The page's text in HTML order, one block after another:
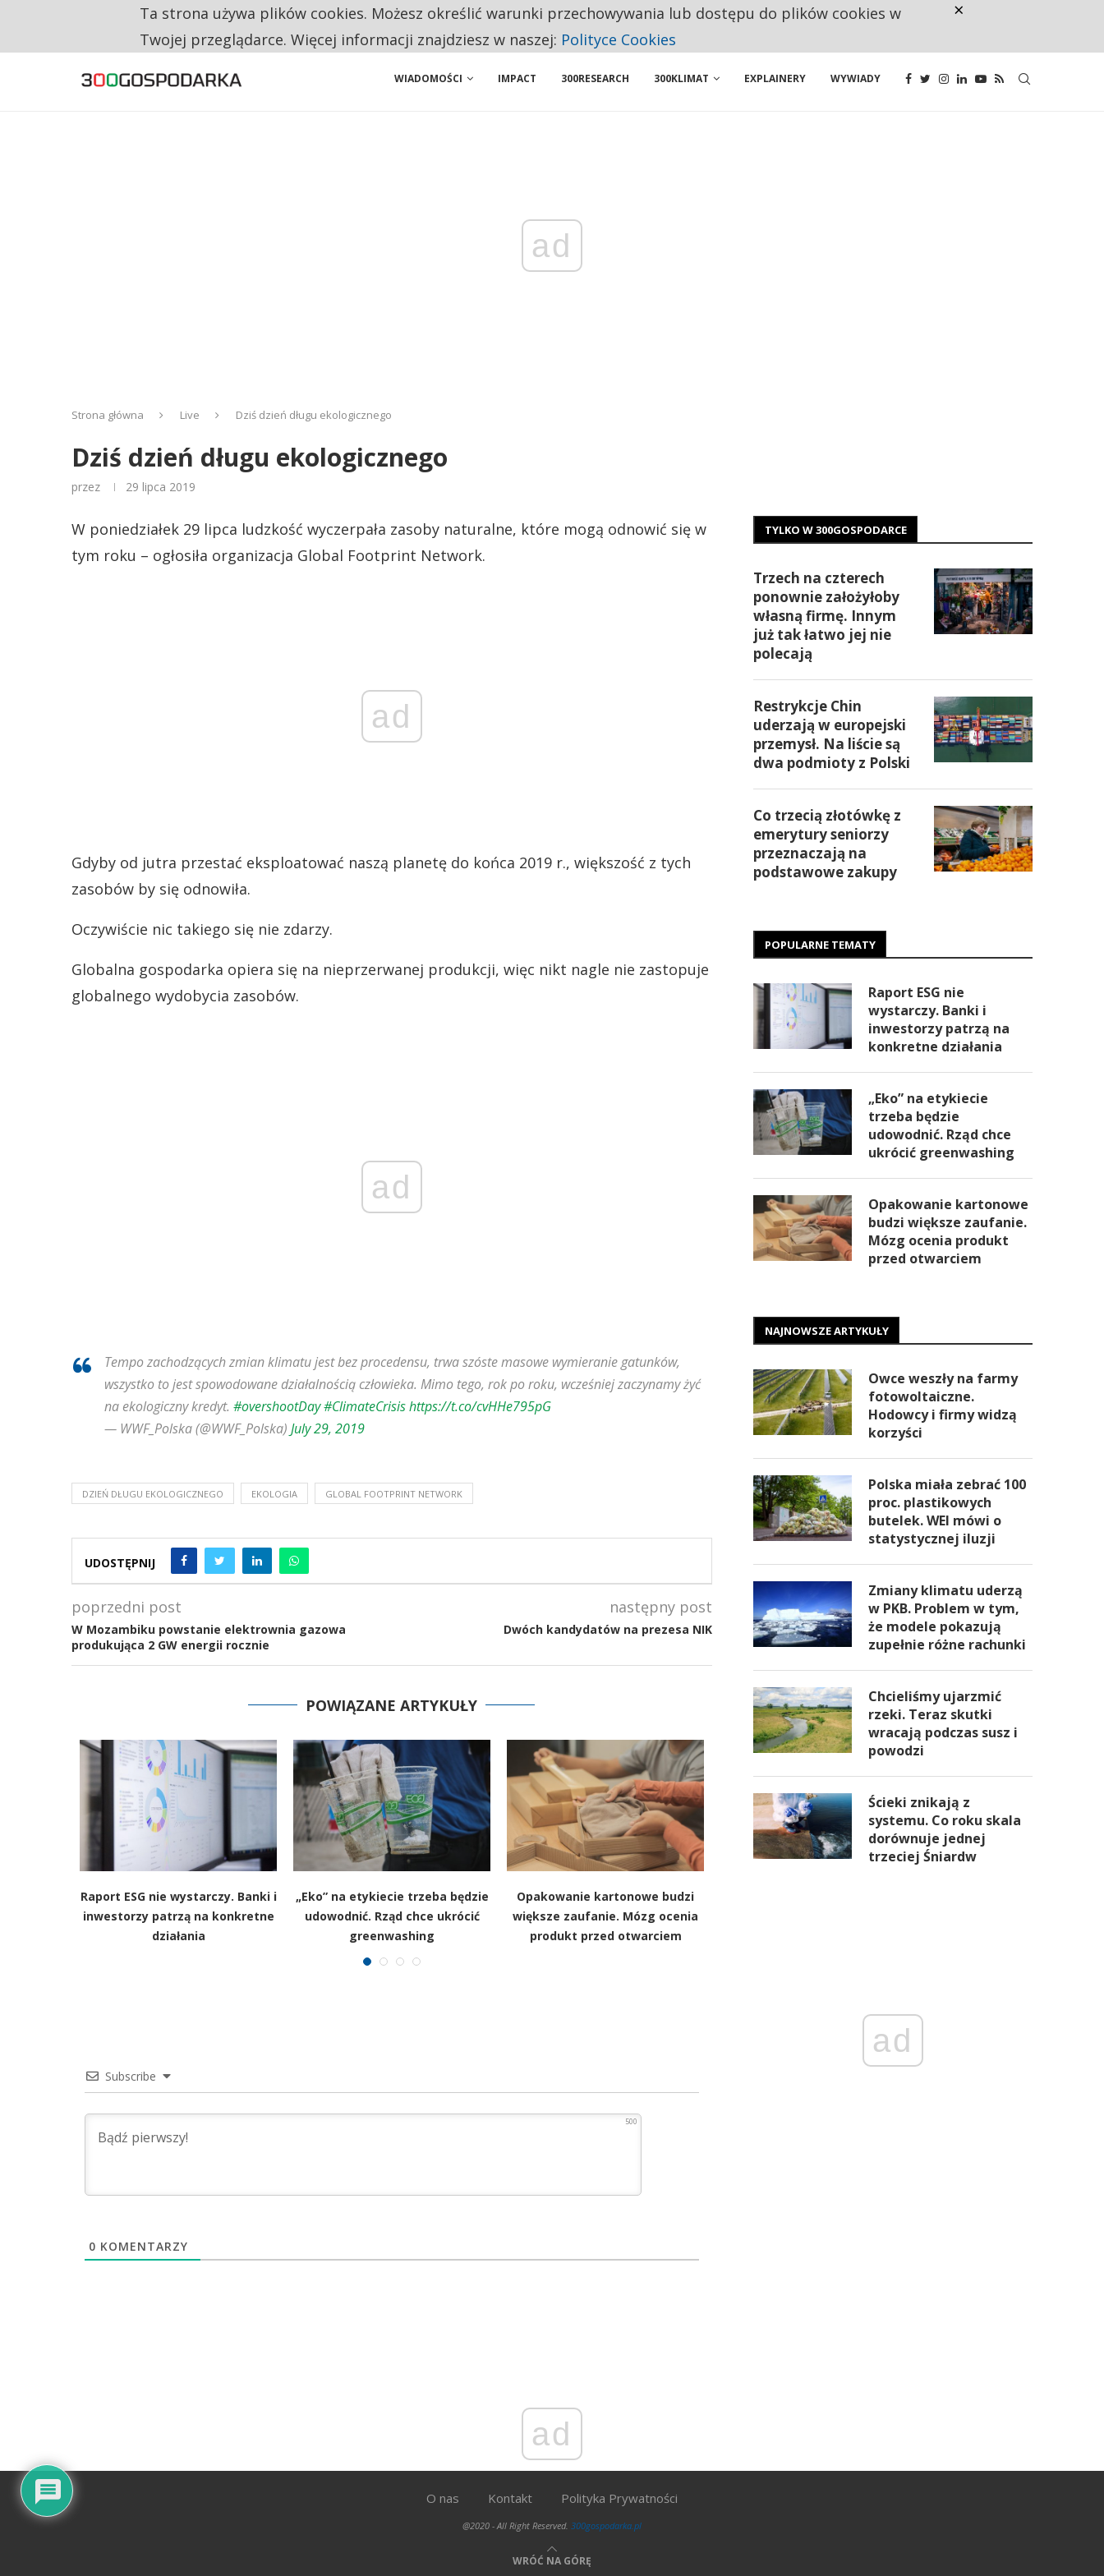
CO TRZECIĄ ZŁOTÓWKĘ Z EMERYTURY SENIORZY PRZEZNACZAJĄ NA PODSTAWOWE ZAKUPY
WIADOMOŚCI IMPACT 300RESEARCH 300KLIMAT EXPLAINERY WYWIADY
ad
Strona główna Live Dziś dzień długu ekologicznego
Dziś dzień długu ekologicznego
przez 29 lipca 2019
W poniedziałek 29 lipca ludzkość wyczerpała zasoby naturalne, które mogą odnowić się w
tym roku – ogłosiła organizacja Global Footprint Network.
ad
Gdyby od jutra przestać eksploatować naszą planetę do końca 2019 r., większość z tych
zasobów by się odnowiła.
Oczywiście nic takiego się nie zdarzy.
Globalna gospodarka opiera się na nieprzerwanej produkcji, więc nikt nagle nie zastopuje
globalnego wydobycia zasobów.
ad
Tempo zachodzących zmian klimatu jest bez procedensu, trwa szóste masowe wymieranie gatunków,
wszystko to jest spowodowane działalnością człowieka. Mimo tego, rok po roku, wcześniej zaczynamy żyć
na ekologiczny kredyt. #overshootDay#ClimateCrisishttps://t.co/cvHHe795pG
— WWF_Polska (@WWF_Polska) July 29, 2019
DZIEŃ DŁUGU EKOLOGICZNEGO EKOLOGIA GLOBAL FOOTPRINT NETWORK
UDOSTĘPNIJ
poprzedni post
W Mozambiku powstanie elektrownia gazowa
produkująca 2 GW energii rocznie
następny post
Dwóch kandydatów na prezesa NIK
POWIĄZANE ARTYKUŁY
Raport ESG nie wystarczy. Banki i
inwestorzy patrzą na konkretne
działania
„Eko” na etykiecie trzeba będzie
udowodnić. Rząd chce ukrócić
greenwashing
Opakowanie kartonowe budzi
większe zaufanie. Mózg ocenia
produkt przed otwarciem
Subscribe
500
0 KOMENTARZY
TYLKO W 300GOSPODARCE
Trzech na czterech
ponownie założyłoby
własną firmę. Innym
już tak łatwo jej nie
polecają
Restrykcje Chin
uderzają w europejski
przemysł. Na liście są
dwa podmioty z Polski
Co trzecią złotówkę z
emerytury seniorzy
przeznaczają na
podstawowe zakupy
POPULARNE TEMATY
Raport ESG nie
wystarczy. Banki i
inwestorzy patrzą na
konkretne działania
„Eko” na etykiecie
trzeba będzie
udowodnić. Rząd chce
ukrócić greenwashing
Opakowanie kartonowe
budzi większe zaufanie.
Mózg ocenia produkt
przed otwarciem
NAJNOWSZE ARTYKUŁY
Owce weszły na farmy
fotowoltaiczne.
Hodowcy i firmy widzą
korzyści
Polska miała zebrać 100
proc. plastikowych
butelek. WEI mówi o
statystycznej iluzji
Zmiany klimatu uderzą
w PKB. Problem w tym,
że modele pokazują
zupełnie różne rachunki
Chcieliśmy ujarzmić
rzeki. Teraz skutki
wracają podczas susz i
powodzi
Ścieki znikają z
systemu. Co roku skala
dorównuje jednej
trzeciej Śniardw
ad
ad
O nas Kontakt Polityka Prywatności
@2020 - All Right Reserved. 300gospodarka.pl
WRÓĆ NA GÓRĘ
Ta strona używa plików cookies. Możesz określić warunki przechowywania lub dostępu do plików cookies w
Twojej przeglądarce. Więcej informacji znajdziesz w naszej: Polityce Cookies
×